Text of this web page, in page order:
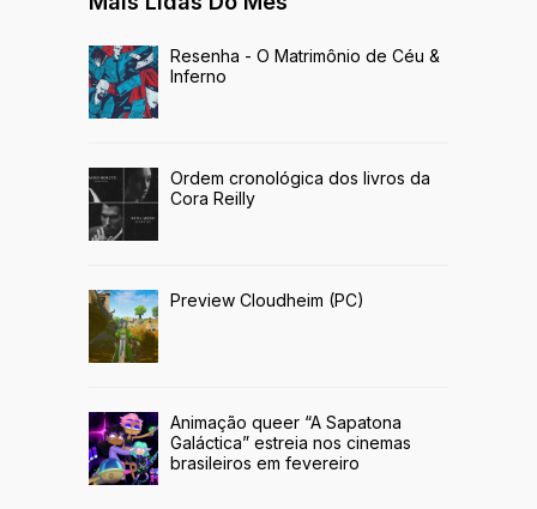
Resenha - O Matrimônio de Céu &
Inferno
Ordem cronológica dos livros da
Cora Reilly
Preview Cloudheim (PC)
Animação queer “A Sapatona
Galáctica” estreia nos cinemas
brasileiros em fevereiro